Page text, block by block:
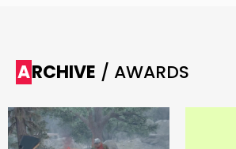
ARCHIVE / AWARDS